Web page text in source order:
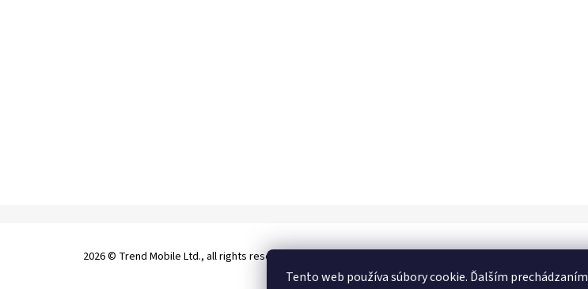
2026 © Trend Mobile Ltd., all rights reserved.
Tento web používa súbory cookie. Ďalším prechádzaním